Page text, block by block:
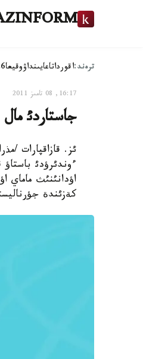
ترەند:اقورداتاعايىنداۋوقيعا
16:17, 08 تامىز 2011
جاستاردئ
ئز. قازاقپارات /
ءوندئرؤدئ
كةزئندة